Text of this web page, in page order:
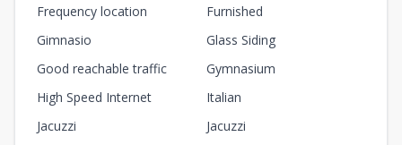
Frequency location
Furnished
Gimnasio
Glass Siding
Good reachable traffic
Gymnasium
High Speed Internet
Italian
Jacuzzi
Jacuzzi